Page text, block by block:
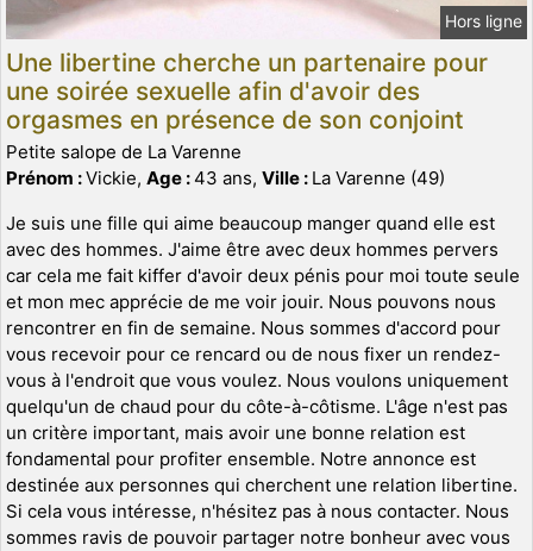
Hors ligne
Une libertine cherche un partenaire pour
une soirée sexuelle afin d'avoir des
orgasmes en présence de son conjoint
Petite salope de La Varenne
Prénom :Vickie, Age :43 ans, Ville : La Varenne (49)
Je suis une fille qui aime beaucoup manger quand elle est
avec des hommes. J'aime être avec deux hommes pervers
car cela me fait kiffer d'avoir deux pénis pour moi toute seule
et mon mec apprécie de me voir jouir. Nous pouvons nous
rencontrer en fin de semaine. Nous sommes d'accord pour
vous recevoir pour ce rencard ou de nous fixer un rendez-
vous à l'endroit que vous voulez. Nous voulons uniquement
quelqu'un de chaud pour du côte-à-côtisme. L'âge n'est pas
un critère important, mais avoir une bonne relation est
fondamental pour profiter ensemble. Notre annonce est
destinée aux personnes qui cherchent une relation libertine.
Si cela vous intéresse, n'hésitez pas à nous contacter. Nous
sommes ravis de pouvoir partager notre bonheur avec vous